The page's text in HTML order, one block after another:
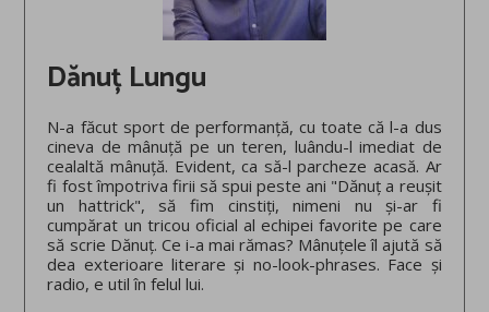
Dănuț Lungu
N-a făcut sport de performanță, cu toate că l-a dus
cineva de mânuță pe un teren, luându-l imediat de
cealaltă mânuță. Evident, ca să-l parcheze acasă. Ar
fi fost împotriva firii să spui peste ani "Dănuț a reușit
un hattrick", să fim cinstiți, nimeni nu și-ar fi
cumpărat un tricou oficial al echipei favorite pe care
să scrie Dănuț. Ce i-a mai rămas? Mânuțele îl ajută să
dea exterioare literare și no-look-phrases. Face și
radio, e util în felul lui.